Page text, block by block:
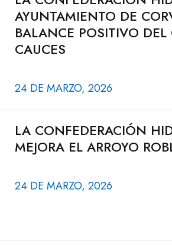
AYUNTAMIENTO DE
BALANCE POSITIVO
CAUCES
24 DE MARZO, 2026
LA CONFEDERACIÓN
MEJORA EL ARROYO
24 DE MARZO, 2026